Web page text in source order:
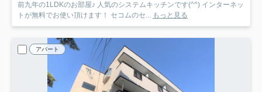
前九年の1LDKのお部屋♪ 人気のシステムキッチンです(^^) インターネッ
トが無料でお使い頂けます！ セコムのセ... もっと見る
アパート